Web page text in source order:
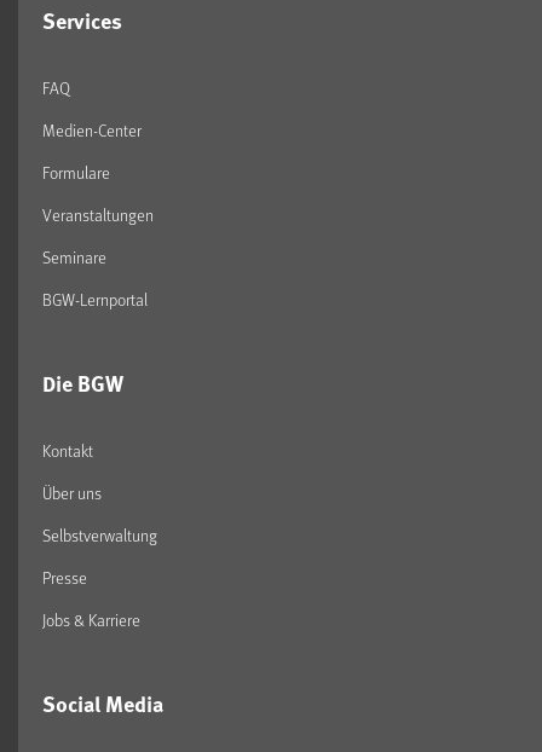
Services
FAQ
Medien-Center
Formulare
Veranstaltungen
Seminare
BGW-Lernportal
Die BGW
Kontakt
Über uns
Selbstverwaltung
Presse
Jobs & Karriere
Social Media